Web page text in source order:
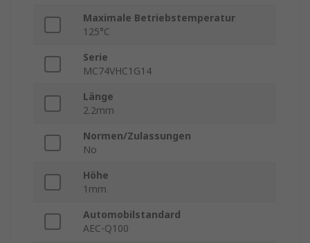
Maximale Betriebstemperatur
125°C
Serie
MC74VHC1G14
Länge
2.2mm
Normen/Zulassungen
No
Höhe
1mm
Automobilstandard
AEC-Q100